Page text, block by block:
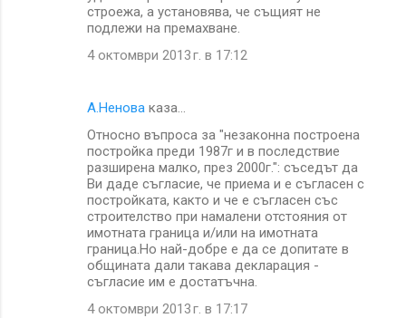
строежа, а установява, че същият не
подлежи на премахване.
4 октомври 2013 г. в 17:12
А.Ненова каза…
Относно въпроса за "незаконна построена
постройка преди 1987г и в последствие
разширена малко, през 2000г.": съседът да
Ви даде съгласие, че приема и е съгласен с
постройката, както и че е съгласен със
строителство при намалени отстояния от
имотната граница и/или на имотната
граница.Но най-добре е да се допитате в
общината дали такава декларация -
съгласие им е достатъчна.
4 октомври 2013 г. в 17:17